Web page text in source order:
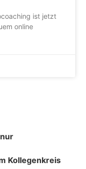
ist jetzt
online
Kollegenkreis